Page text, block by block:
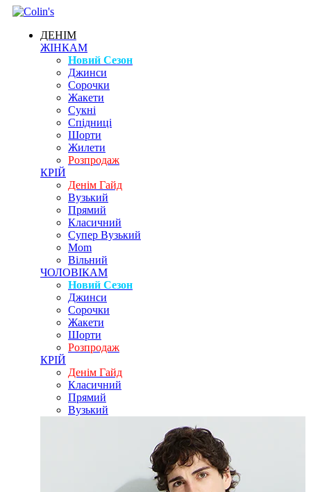
ДЕНІМ
ЖІНКАМ
Новий Сезон
Джинси
Сорочки
Жакети
Сукні
Спідниці
Шорти
Жилети
Розпродаж
КРІЙ
Денім Гайд
Вузький
Прямий
Класичний
Супер Вузький
Mom
Вільний
ЧОЛОВІКАМ
Новий Сезон
Джинси
Сорочки
Жакети
Шорти
Розпродаж
КРІЙ
Денім Гайд
Класичний
Прямий
Вузький